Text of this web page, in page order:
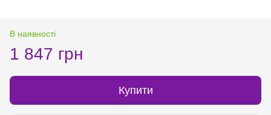
В наявності
1 847 грн
Купити